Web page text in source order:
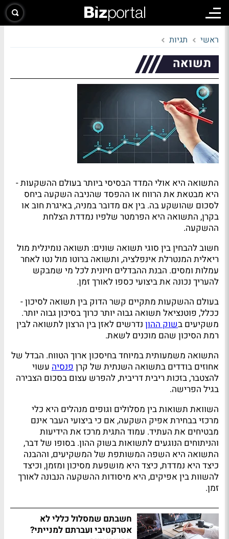
ראשי תגיות
תשואה
התשואה היא אולי המדד הבסיסי ביותר בעולם ההשקעות -
היא מבטאת את הרווח או ההפסד שהניבה השקעה ביחס
לסכום שהושקע בה. בין אם מדובר במניה, באיגרת חוב או
בקרן, התשואה היא הפרמטר שלפיו נמדדת הצלחת
ההשקעה.
חשוב להבחין בין סוגי תשואה שונים: תשואה נומינלית מול
ריאלית המנטרלת אינפלציה, ותשואה ברוטו מול נטו לאחר
עמלות ומסים. הבנת ההבדלים חיונית לכל מי שמבקש
להעריך נכונה את ביצועי כספו לאורך זמן.
בעולם ההשקעות מתקיים קשר הדוק בין תשואה לסיכון -
ככלל, פוטנציאל תשואה גבוה יותר כרוך בסיכון גבוה יותר.
משקיעים בשוק ההון נדרשים לאזן בין הרצון לתשואה לבין
רמת הסיכון שהם מוכנים לשאת.
התשואה משמעותית במיוחד בחיסכון ארוך הטווח. הבדל של
אחוזים בודדים בתשואה השנתית של קרןפנסיה עשוי
להצטבר, בזכות ריבית דריבית, להפרש עצום בסכום הצבירה
בגיל הפרישה.
השוואת תשואות בין מסלולים וגופים מנהלים היא כלי
מרכזי בבחירת אפיק השקעה, אם כי ביצועי העבר אינם
מבטיחים את העתיד. עמוד התגית מרכז את הידיעות
והניתוחים הנוגעים לתשואות בשוק ההון. בסופו של דבר,
התשואה היא השפה המשותפת של המשקיעים, וההבנה
כיצד היא נמדדת, כיצד היא מושפעת מסיכון ומזמן, וכיצד
להשוות בין אפיקים, היא מיסודות ההשקעה הנבונה לאורך
זמן.
חשבתם שמסלול כללי לא
אטרקטיבי ועברתם למנייתי?